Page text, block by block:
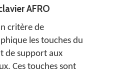
AFRO
critère de
les touches du
de support aux
Ces touches sont